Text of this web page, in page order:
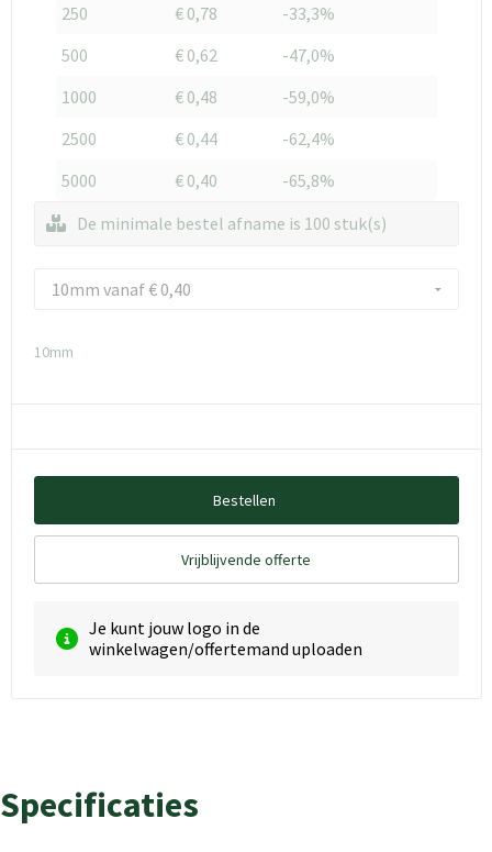
250
€ 0,78
-33,3%
500
€ 0,62
-47,0%
1000
€ 0,48
-59,0%
2500
€ 0,44
-62,4%
5000
€ 0,40
-65,8%
De minimale bestel afname is 100 stuk(s)
10mm
Bestellen
Vrijblijvende offerte
Je kunt jouw logo in de
winkelwagen/offertemand uploaden
Specificaties